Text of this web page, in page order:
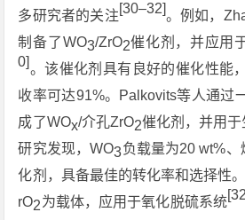
多研究者的关注[30–32]。例如，
制备了WO3/ZrO2催化剂，并应用
0]。该催化剂具有良好的催化性能
收率可达91%。Palkovits等人通过
成了WOx/介孔ZrO2催化剂，并用
研究发现，WO3负载量为20 wt%
化剂，具备最佳的转化率和选择性
rO2为载体，应用于氧化脱硫系统